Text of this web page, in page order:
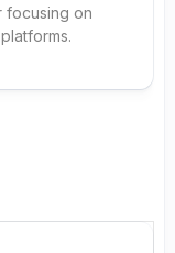
focusing on